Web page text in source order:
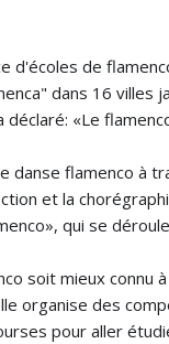
de
dans 16 villes
déclaré: «Le
danse flamenco à
et la
qui se
soit mieux connu
organise des
pour aller